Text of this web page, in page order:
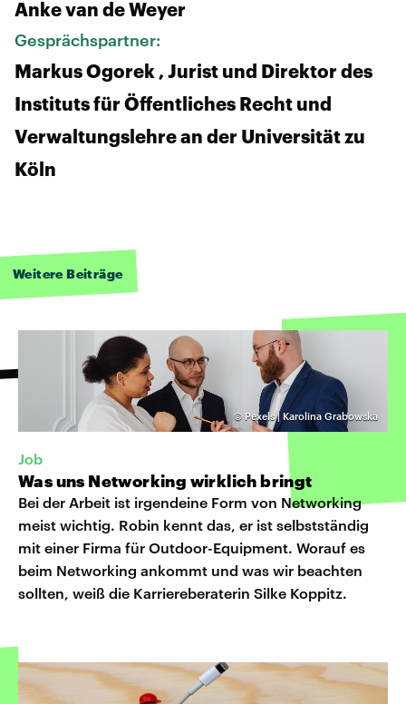
Anke van de Weyer
Gesprächspartner:
Markus Ogorek , Jurist und Direktor des
Instituts für Öffentliches Recht und
Verwaltungslehre an der Universität zu
Köln
Weitere Beiträge
© Pexels | Karolina Grabowska
Job
Was uns Networking wirklich bringt
Bei der Arbeit ist irgendeine Form von Networking
meist wichtig. Robin kennt das, er ist selbstständig
mit einer Firma für Outdoor-Equipment. Worauf es
beim Networking ankommt und was wir beachten
sollten, weiß die Karriereberaterin Silke Koppitz.